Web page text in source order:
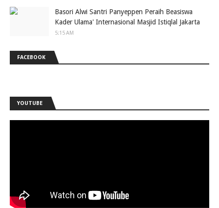
Basori Alwi Santri Panyeppen Peraih Beasiswa
Kader Ulama' Internasional Masjid Istiqlal Jakarta
5:15 AM
FACEBOOK
YOUTUBE